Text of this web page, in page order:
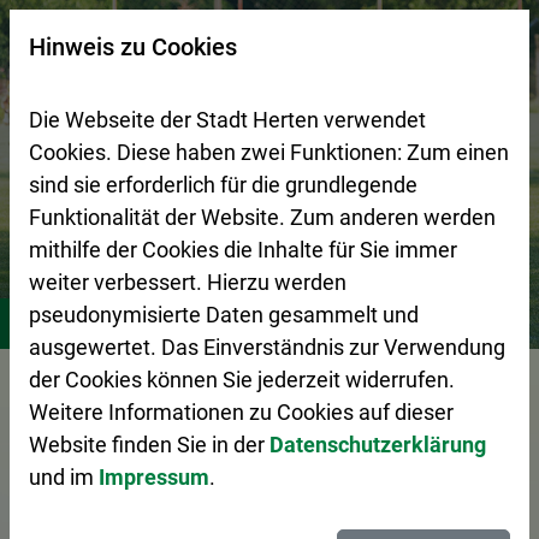
Zur Startseite (Schnelltaste 0)
Zum Seitenanfang springen (Schnelltaste A)
Zur Navigation/Menü springen (Schnelltaste M)
Zur Suche springen (Schnelltaste 8)
Zum Inhalt springen (Schnelltaste I)
Zum Fußbereich springen (Schnelltaste Z)
Stadtleben Vereine
Vorlesen
Suchseite mit Schnellsuche
Hinweis zu Cookies
Die Webseite der Stadt Herten verwendet
Cookies. Diese haben zwei Funktionen: Zum einen
sind sie erforderlich für die grundlegende
Funktionalität der Website. Zum anderen werden
mithilfe der Cookies die Inhalte für Sie immer
weiter verbessert. Hierzu werden
pseudonymisierte Daten gesammelt und
ausgewertet. Das Einverständnis zur Verwendung
der Cookies können Sie jederzeit widerrufen.
Weitere Informationen zu Cookies auf dieser
Website finden Sie in der Datenschutzerklärung
und im Impressum.